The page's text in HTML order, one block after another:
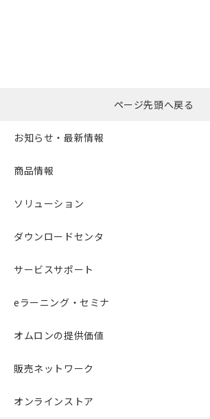
ページ先頭へ戻る
お知らせ・最新情報
商品情報
ソリューション
ダウンロードセンタ
サービスサポート
eラーニング・セミナ
オムロンの提供価値
販売ネットワーク
オンラインストア